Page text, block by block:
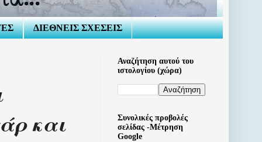
ΔΙΕΘΝΕΙΣ ΣΧΕΣΕΙΣ
και
Αναζήτηση αυτού του
ιστολογίου (χώρα)
Συνολικές προβολές
σελίδας -Μέτρηση
Google